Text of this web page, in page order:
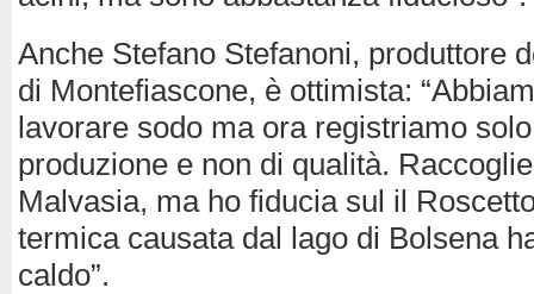
Anche Stefano Stefanoni, produttore
di Montefiascone, è ottimista:
lavorare sodo ma ora registriamo
produzione e non di qualità.
Malvasia, ma ho fiducia sul il
termica causata dal lago di Bolsena
caldo”.